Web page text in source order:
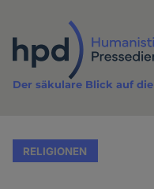
Inhalt
Der säkulare Blick auf
RELIGIONEN